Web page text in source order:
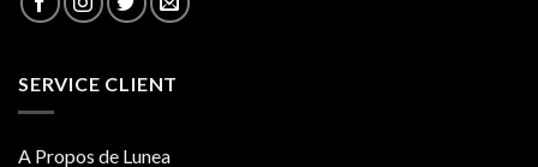
SERVICE CLIENT
A Propos de Lunea